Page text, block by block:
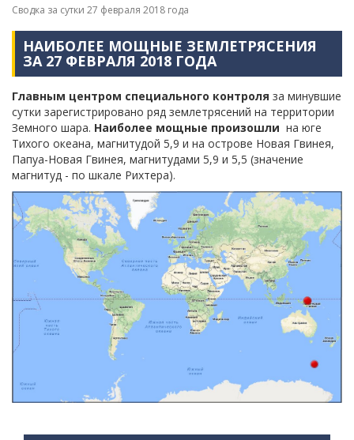
Сводка за сутки 27 февраля 2018 года
НАИБОЛЕЕ МОЩНЫЕ ЗЕМЛЕТРЯСЕНИЯ
ЗА 27 ФЕВРАЛЯ 2018 ГОДА
Главным центром специального контроля за минувшие
сутки зарегистрировано ряд землетрясений на территории
Земного шара. Наиболее мощные произошли на юге
Тихого океана, магнитудой 5,9 и на острове Новая Гвинея,
Папуа-Новая Гвинея, магнитудами 5,9 и 5,5 (значение
магнитуд - по шкале Рихтера).